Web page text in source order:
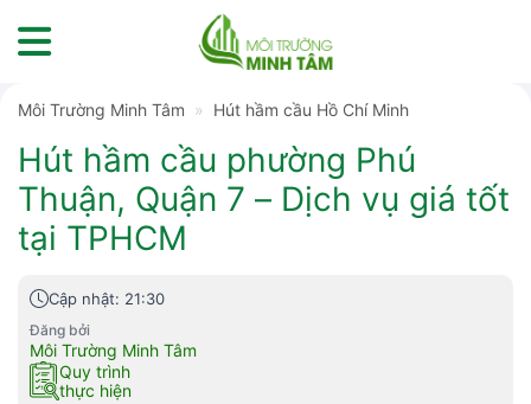
to
Môi Trường Minh Tâm » Hút hầm cầu Hồ Chí Minh
Hút hầm cầu phường Phú
Thuận, Quận 7 – Dịch vụ giá tốt
tại TPHCM
Cập nhật: 21:30
Đăng bởi
Môi Trường Minh Tâm
Quy trình
thực hiện